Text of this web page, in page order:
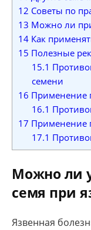
12 Советы по
13 Можно ли
14 Как
15 Полезные
15.1
семени
16 Применение
16.1
17 Применение
17.1
Можно ли
семя при
Язвенная